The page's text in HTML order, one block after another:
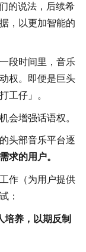
的说法，后续希
，以更加智能的
段时间里，音乐
权。即便是巨头
工仔」。
会增强话语权。
头部音乐平台逐
求的用户。
作（为用户提供
：
培养，以期反制